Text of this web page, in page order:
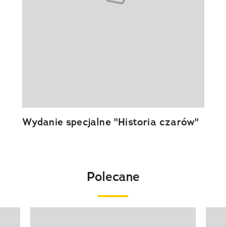
Wydanie specjalne "Historia czarów"
Polecane